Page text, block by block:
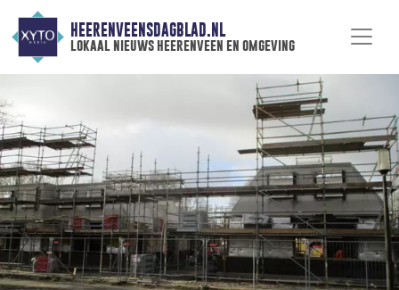
HEERENVEENSDAGBLAD.NL
lokaal nieuws heerenveen en omgeving